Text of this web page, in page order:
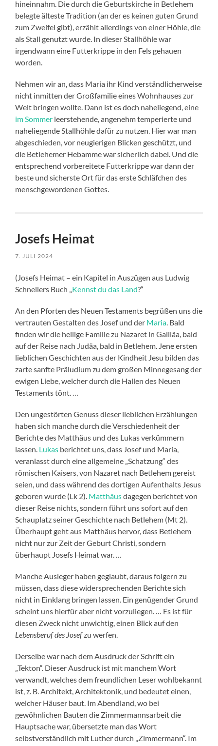
hineinnahm. Die durch die Geburtskirche in Betlehem
belegte älteste Tradition (an der es keinen guten Grund
zum Zweifel gibt), erzählt allerdings von einer Höhle, die
als Stall genutzt wurde. In dieser Stallhöhle war
irgendwann eine Futterkrippe in den Fels gehauen
worden.
Nehmen wir an, dass Maria ihr Kind verständlicherweise
nicht inmitten der Großfamilie eines Wohnhauses zur
Welt bringen wollte. Dann ist es doch naheliegend, eine
im Sommer leerstehende, angenehm temperierte und
naheliegende Stallhöhle dafür zu nutzen. Hier war man
abgeschieden, vor neugierigen Blicken geschützt, und
die Betlehemer Hebamme war sicherlich dabei. Und die
entsprechend vorbereitete Futterkrippe war dann der
beste und sicherste Ort für das erste Schläfchen des
menschgewordenen Gottes.
Josefs Heimat
7. JULI 2024
(Josefs Heimat – ein Kapitel in Auszügen aus Ludwig
Schnellers Buch „Kennst du das Land?“
An den Pforten des Neuen Testaments begrüßen uns die
vertrauten Gestalten des Josef und der Maria. Bald
finden wir die heilige Familie zu Nazaret in Galiläa, bald
auf der Reise nach Judäa, bald in Betlehem. Jene ersten
lieblichen Geschichten aus der Kindheit Jesu bilden das
zarte sanfte Präludium zu dem großen Minnegesang der
ewigen Liebe, welcher durch die Hallen des Neuen
Testaments tönt. …
Den ungestörten Genuss dieser lieblichen Erzählungen
haben sich manche durch die Verschiedenheit der
Berichte des Matthäus und des Lukas verkümmern
lassen. Lukas berichtet uns, dass Josef und Maria,
veranlasst durch eine allgemeine „Schatzung“ des
römischen Kaisers, von Nazaret nach Betlehem gereist
seien, und dass während des dortigen Aufenthalts Jesus
geboren wurde (Lk 2). Matthäusdagegen berichtet von
dieser Reise nichts, sondern führt uns sofort auf den
Schauplatz seiner Geschichte nach Betlehem (Mt 2).
Überhaupt geht aus Matthäus hervor, dass Betlehem
nicht nur zur Zeit der Geburt Christi, sondern
überhaupt Josefs Heimat war. …
Manche Ausleger haben geglaubt, daraus folgern zu
müssen, dass diese widersprechenden Berichte sich
nicht in Einklang bringen lassen. Ein genügender Grund
scheint uns hierfür aber nicht vorzuliegen. … Es ist für
diesen Zweck nicht unwichtig, einen Blick auf den
Lebensberuf des Josefzu werfen.
Derselbe war nach dem Ausdruck der Schrift ein
„Tekton“. Dieser Ausdruck ist mit manchem Wort
verwandt, welches dem freundlichen Leser wohlbekannt
ist, z. B. Architekt, Architektonik, und bedeutet einen,
welcher Häuser baut. Im Abendland, wo bei
gewöhnlichen Bauten die Zimmermannsarbeit die
Hauptsache war, übersetzte man das Wort
selbstverständlich mit Luther durch „Zimmermann“. Im